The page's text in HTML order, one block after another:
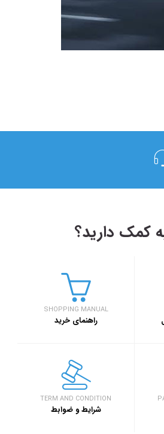
به مناسبت یکم آذر ماه روز
اربعین ۱۴۰۳
کمک دارید؟
SHOPPING MANUAL
راهنمای خرید
TERM AND CONDITION
شرایط و ضوابط